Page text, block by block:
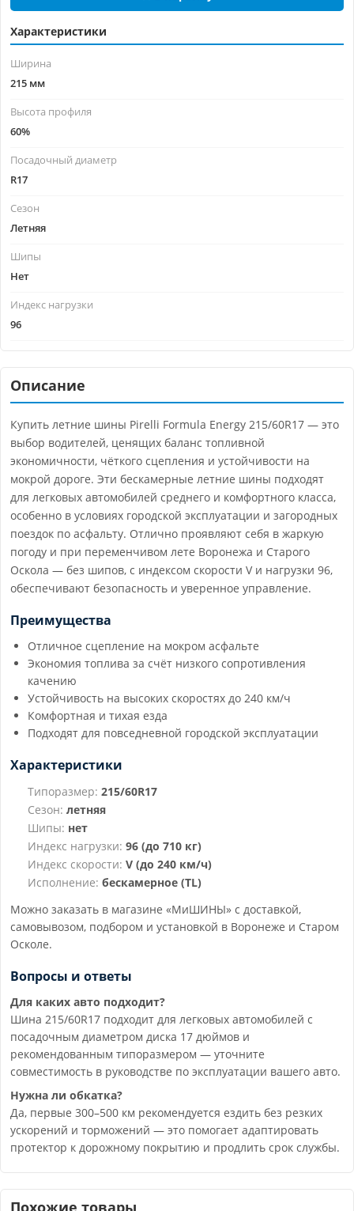
Характеристики
Ширина
215 мм
Высота профиля
60%
Посадочный диаметр
R17
Сезон
Летняя
Шипы
Нет
Индекс нагрузки
96
Описание
Купить летние шины Pirelli Formula Energy 215/60R17 — это
выбор водителей, ценящих баланс топливной
экономичности, чёткого сцепления и устойчивости на
мокрой дороге. Эти бескамерные летние шины подходят
для легковых автомобилей среднего и комфортного класса,
особенно в условиях городской эксплуатации и загородных
поездок по асфальту. Отлично проявляют себя в жаркую
погоду и при переменчивом лете Воронежа и Старого
Оскола — без шипов, с индексом скорости V и нагрузки 96,
обеспечивают безопасность и уверенное управление.
Преимущества
Отличное сцепление на мокром асфальте
Экономия топлива за счёт низкого сопротивления
качению
Устойчивость на высоких скоростях до 240 км/ч
Комфортная и тихая езда
Подходят для повседневной городской эксплуатации
Характеристики
Типоразмер: 215/60R17
Сезон: летняя
Шипы: нет
Индекс нагрузки: 96 (до 710 кг)
Индекс скорости: V (до 240 км/ч)
Исполнение: бескамерное (TL)
Можно заказать в магазине «МиШИНЫ» с доставкой,
самовывозом, подбором и установкой в Воронеже и Старом
Осколе.
Вопросы и ответы
Для каких авто подходит?
Шина 215/60R17 подходит для легковых автомобилей с
посадочным диаметром диска 17 дюймов и
рекомендованным типоразмером — уточните
совместимость в руководстве по эксплуатации вашего авто.
Нужна ли обкатка?
Да, первые 300–500 км рекомендуется ездить без резких
ускорений и торможений — это помогает адаптировать
протектор к дорожному покрытию и продлить срок службы.